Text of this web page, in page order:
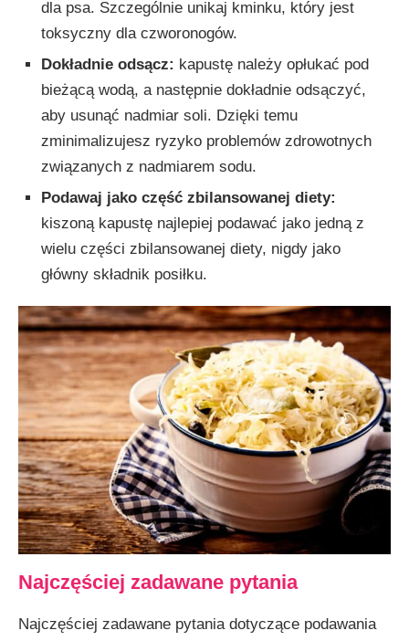
dla psa. Szczególnie unikaj kminku, który jest
toksyczny dla czworonogów.
Dokładnie odsącz: kapustę należy opłukać pod
bieżącą wodą, a następnie dokładnie odsączyć,
aby usunąć nadmiar soli. Dzięki temu
zminimalizujesz ryzyko problemów zdrowotnych
związanych z nadmiarem sodu.
Podawaj jako część zbilansowanej diety:
kiszoną kapustę najlepiej podawać jako jedną z
wielu części zbilansowanej diety, nigdy jako
główny składnik posiłku.
Najczęściej zadawane pytania
Najczęściej zadawane pytania dotyczące podawania